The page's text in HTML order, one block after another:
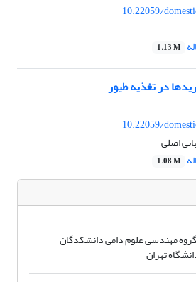
10.22059/
1.13 M
در تغذیه طیور
10.22059/
اصلی
1.08 M
مهندسی علوم دامی دانشکدگان
تهران